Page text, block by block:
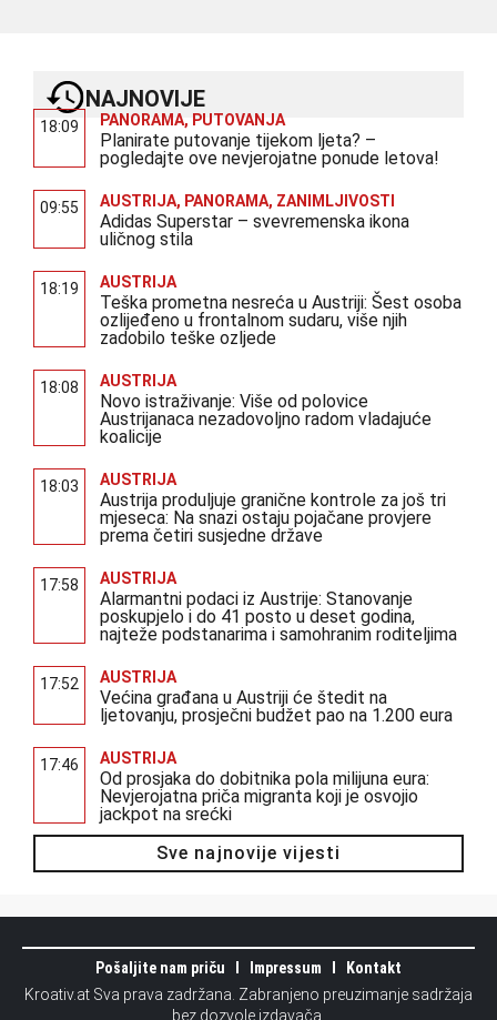
NAJNOVIJE
18:09 PANORAMA, PUTOVANJA
Planirate putovanje tijekom ljeta? –
pogledajte ove nevjerojatne ponude letova!
09:55 AUSTRIJA, PANORAMA, ZANIMLJIVOSTI
Adidas Superstar – svevremenska ikona
uličnog stila
18:19 AUSTRIJA
Teška prometna nesreća u Austriji: Šest osoba
ozlijeđeno u frontalnom sudaru, više njih
zadobilo teške ozljede
18:08 AUSTRIJA
Novo istraživanje: Više od polovice
Austrijanaca nezadovoljno radom vladajuće
koalicije
18:03 AUSTRIJA
Austrija produljuje granične kontrole za još tri
mjeseca: Na snazi ostaju pojačane provjere
prema četiri susjedne države
17:58 AUSTRIJA
Alarmantni podaci iz Austrije: Stanovanje
poskupjelo i do 41 posto u deset godina,
najteže podstanarima i samohranim roditeljima
17:52 AUSTRIJA
Većina građana u Austriji će štedit na
ljetovanju, prosječni budžet pao na 1.200 eura
17:46 AUSTRIJA
Od prosjaka do dobitnika pola milijuna eura:
Nevjerojatna priča migranta koji je osvojio
jackpot na srećki
Sve najnovije vijesti
Pošaljite nam priču Impressum
Kontakt
Kroativ.at Sva prava zadržana. Zabranjeno preuzimanje sadržaja
bez dozvole izdavača.